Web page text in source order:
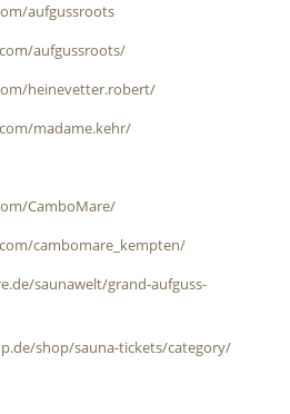
aufgussroots
aufgussroots/
heinevetter.robert/
madame.kehr/
CamboMare/
cambomare_kempten/
saunawelt/grand-aufguss-
shop/sauna-tickets/category/